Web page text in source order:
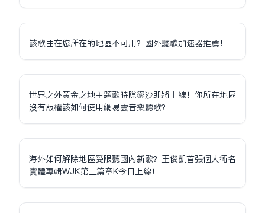
該歌曲在您所在的地區不可用？國外聽歌加速器推薦！
世界之外黃金之地主題歌時隙鎏沙即將上線！你所在地區
沒有版權該如何使用網易雲音樂聽歌？
海外如何解除地區受限聽國內新歌？王俊凱首張個人同名
實體專輯WJK第三篇章K今日上線！